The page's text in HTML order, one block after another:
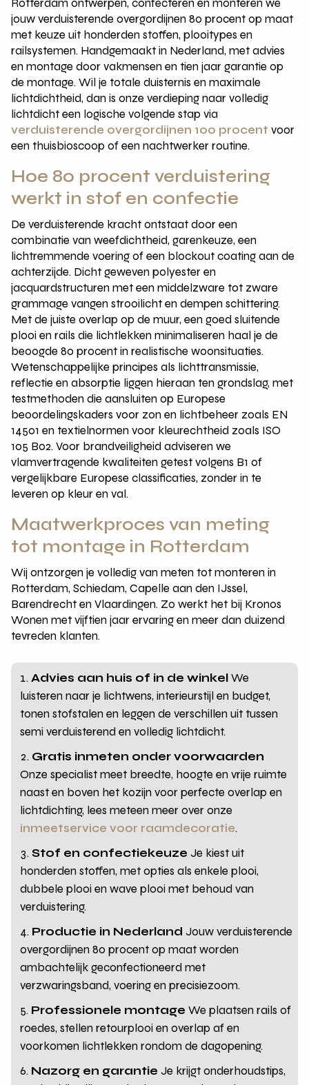
jouw verduisterende overgordijnen 80 procent op maat
met keuze uit honderden stoffen, plooitypes en
railsystemen. Handgemaakt in Nederland, met advies
en montage door vakmensen en tien jaar garantie op
de montage. Wil je totale duisternis en maximale
lichtdichtheid, dan is onze verdieping naar volledig
lichtdicht een logische volgende stap via
verduisterende overgordijnen 100 procent voor
een thuisbioscoop of een nachtwerker routine.
Hoe 80 procent verduistering
werkt in stof en confectie
De verduisterende kracht ontstaat door een
combinatie van weefdichtheid, garenkeuze, een
lichtremmende voering of een blockout coating aan de
achterzijde. Dicht geweven polyester en
jacquardstructuren met een middelzware tot zware
grammage vangen strooilicht en dempen schittering.
Met de juiste overlap op de muur, een goed sluitende
plooi en rails die lichtlekken minimaliseren haal je de
beoogde 80 procent in realistische woonsituaties.
Wetenschappelijke principes als lichttransmissie,
reflectie en absorptie liggen hieraan ten grondslag, met
testmethoden die aansluiten op Europese
beoordelingskaders voor zon en lichtbeheer zoals EN
14501 en textielnormen voor kleurechtheid zoals ISO
105 B02. Voor brandveiligheid adviseren we
vlamvertragende kwaliteiten getest volgens B1 of
vergelijkbare Europese classificaties, zonder in te
leveren op kleur en val.
Maatwerkproces van meting
tot montage in Rotterdam
Wij ontzorgen je volledig van meten tot monteren in
Rotterdam, Schiedam, Capelle aan den IJssel,
Barendrecht en Vlaardingen. Zo werkt het bij Kronos
Wonen met vijftien jaar ervaring en meer dan duizend
tevreden klanten.
Advies aan huis of in de winkelWe
luisteren naar je lichtwens, interieurstijl en budget,
tonen stofstalen en leggen de verschillen uit tussen
semi verduisterend en volledig lichtdicht.
Gratis inmeten onder voorwaarden
Onze specialist meet breedte, hoogte en vrije ruimte
naast en boven het kozijn voor perfecte overlap en
lichtdichting, lees meteen meer over onze
inmeetservice voor raamdecoratie.
Stof en confectiekeuze Je kiest uit
honderden stoffen, met opties als enkele plooi,
dubbele plooi en wave plooi met behoud van
verduistering.
Productie in Nederland Jouw verduisterende
overgordijnen 80 procent op maat worden
ambachtelijk geconfectioneerd met
verzwaringsband, voering en precisiezoom.
Professionele montage We plaatsen rails of
roedes, stellen retourplooi en overlap af en
voorkomen lichtlekken rondom de dagopening.
Nazorg en garantie Je krijgt onderhoudstips,